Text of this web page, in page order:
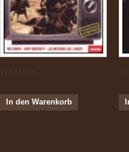
Western...
In den Warenkorb